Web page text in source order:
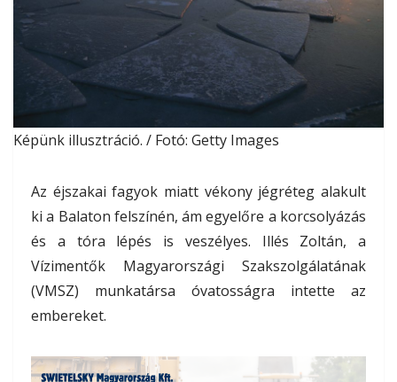
Képünk illusztráció. / Fotó: Getty Images
Az éjszakai fagyok miatt vékony jégréteg alakult
ki a Balaton felszínén, ám egyelőre a korcsolyázás
és a tóra lépés is veszélyes. Illés Zoltán, a
Vízimentők Magyarországi Szakszolgálatának
(VMSZ) munkatársa óvatosságra intette az
embereket.